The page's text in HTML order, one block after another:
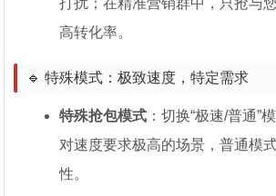
打扰；在精准营销群中，只抢与
高转化率。
🔹 特殊模式：极致速度，特定需求
特殊抢包模式 ：切换“极速/普通”
对速度要求极高的场景，普通模
性。